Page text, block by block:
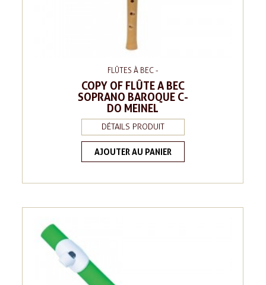
FLÛTES À BEC -
COPY OF FLÛTE A BEC
SOPRANO BAROQUE C-
DO MEINEL
DÉTAILS PRODUIT
AJOUTER AU PANIER